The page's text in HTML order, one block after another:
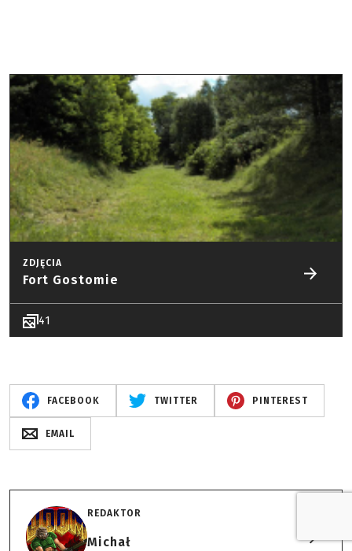
ZDJĘCIA
Fort Gostomie
41
FACEBOOK TWITTER PINTEREST
EMAIL
REDAKTOR
Michał